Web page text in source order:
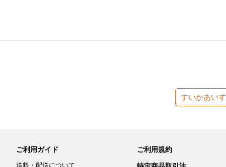
すいかあいす
ご利用ガイド
送料・配送について
ご利用規約